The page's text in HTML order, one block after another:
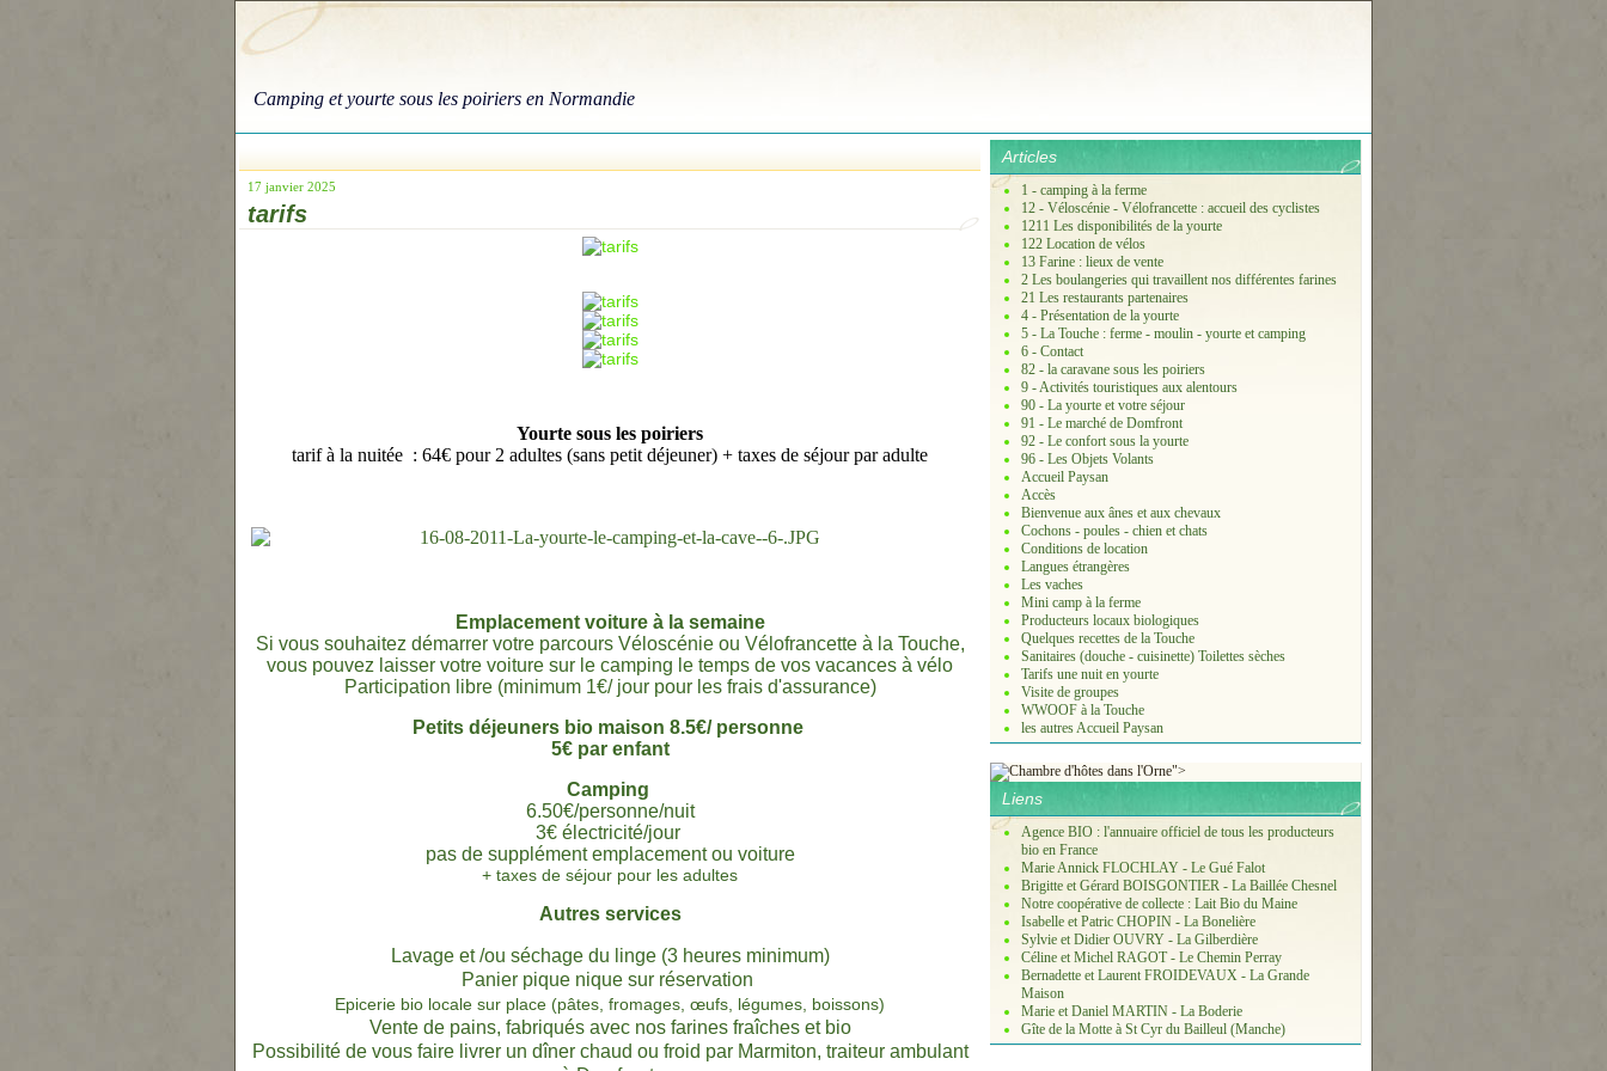
Camping et yourte sous les poiriers en Normandie
17 janvier 2025
tarifs
Yourte sous les poiriers
tarif à la nuitée : 64€ pour 2 adultes (sans petit déjeuner) + taxes de séjour par adulte
Emplacement voiture à la semaine
Si vous souhaitez démarrer votre parcours Véloscénie ou Vélofrancette à la Touche,
vous pouvez laisser votre voiture sur le camping le temps de vos vacances à vélo
Participation libre (minimum 1€/ jour pour les frais d'assurance)
Petits déjeuners bio maison 8.5€/ personne
5€ par enfant
Camping
6.50€/personne/nuit
3€ électricité/jour
pas de supplément emplacement ou voiture
+ taxes de séjour pour les adultes
Autres services
Lavage et /ou séchage du linge (3 heures minimum)
Panier pique nique sur réservation
Epicerie bio locale sur place (pâtes, fromages, œufs, légumes, boissons)
Vente de pains, fabriqués avec nos farines fraîches et bio
Possibilité de vous faire livrer un dîner chaud ou froid par Marmiton, traiteur ambulant
Articles
1 - camping à la ferme
12 - Véloscénie - Vélofrancette : accueil des cyclistes
1211 Les disponibilités de la yourte
122 Location de vélos
13 Farine : lieux de vente
2 Les boulangeries qui travaillent nos différentes farines
21 Les restaurants partenaires
4 - Présentation de la yourte
5 - La Touche : ferme - moulin - yourte et camping
6 - Contact
82 - la caravane sous les poiriers
9 - Activités touristiques aux alentours
90 - La yourte et votre séjour
91 - Le marché de Domfront
92 - Le confort sous la yourte
96 - Les Objets Volants
Accueil Paysan
Accès
Bienvenue aux ânes et aux chevaux
Cochons - poules - chien et chats
Conditions de location
Langues étrangères
Les vaches
Mini camp à la ferme
Producteurs locaux biologiques
Quelques recettes de la Touche
Sanitaires (douche - cuisinette) Toilettes sèches
Tarifs une nuit en yourte
Visite de groupes
WWOOF à la Touche
les autres Accueil Paysan
">
Liens
Agence BIO : l'annuaire officiel de tous les producteurs
bio en France
Marie Annick FLOCHLAY - Le Gué Falot
Brigitte et Gérard BOISGONTIER - La Baillée Chesnel
Notre coopérative de collecte : Lait Bio du Maine
Isabelle et Patric CHOPIN - La Bonelière
Sylvie et Didier OUVRY - La Gilberdière
Céline et Michel RAGOT - Le Chemin Perray
Bernadette et Laurent FROIDEVAUX - La Grande
Maison
Marie et Daniel MARTIN - La Boderie
Gîte de la Motte à St Cyr du Bailleul (Manche)